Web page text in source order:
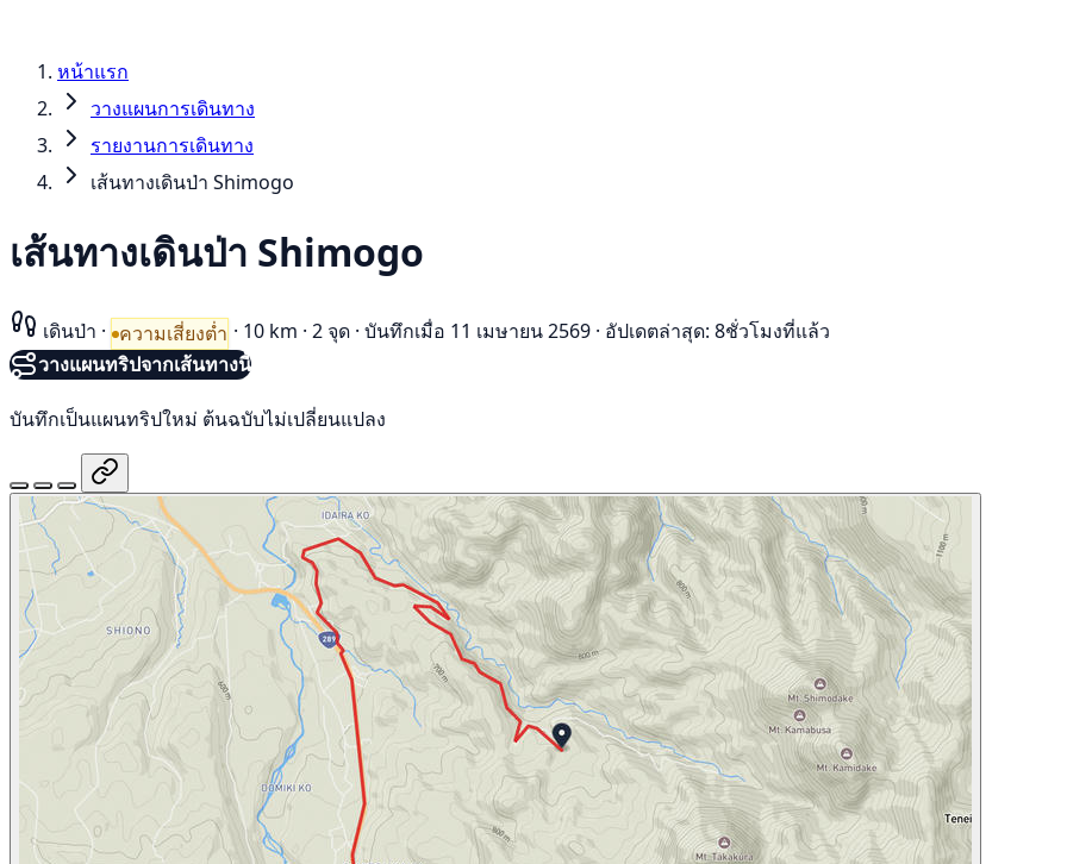
หน้าแรก
วางแผนการเดินทาง
รายงานการเดินทาง
เส้นทางเดินป่า Shimogo
เส้นทางเดินป่า Shimogo
เดินป่า · ความเสี่ยงต่ำ · 10 km · 2 จุด · บันทึกเมื่อ 11 เมษายน 2569 · อัปเดตล่าสุด: 8ชั่วโมงที่แล้ว
วางแผนทริปจากเส้นทางนี้
บันทึกเป็นแผนทริปใหม่ ต้นฉบับไม่เปลี่ยนแปลง